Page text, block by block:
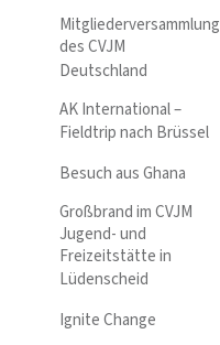
Mitgliederversammlung
des CVJM
Deutschland
AK International –
Fieldtrip nach Brüssel
Besuch aus Ghana
Großbrand im CVJM
Jugend- und
Freizeitstätte in
Lüdenscheid
Ignite Change